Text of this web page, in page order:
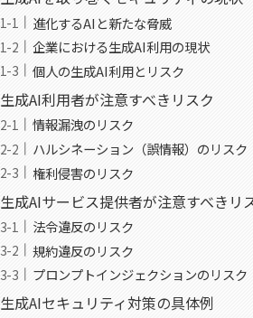
進化するAIと新たな脅威
企業における生成AI利用の現状
個人の生成AI利用とリスク
生成AI利用者が注意すべきリスク
情報漏洩のリスク
ハルシネーション（誤情報）のリスク
権利侵害のリスク
生成AIサービス提供者が注意すべきリ
法令違反のリスク
規約違反のリスク
プロンプトインジェクションのリスク
生成AIセキュリティ対策の具体例